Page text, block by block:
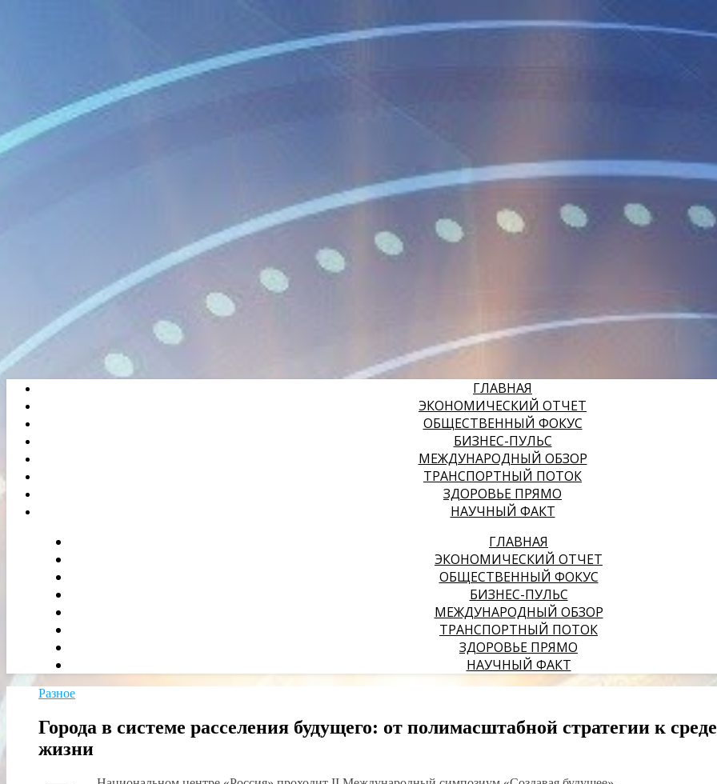
ГЛАВНАЯ
ЭКОНОМИЧЕСКИЙ ОТЧЕТ
ОБЩЕСТВЕННЫЙ ФОКУС
БИЗНЕС-ПУЛЬС
МЕЖДУНАРОДНЫЙ ОБЗОР
ТРАНСПОРТНЫЙ ПОТОК
ЗДОРОВЬЕ ПРЯМО
НАУЧНЫЙ ФАКТ
ГЛАВНАЯ
ЭКОНОМИЧЕСКИЙ ОТЧЕТ
ОБЩЕСТВЕННЫЙ ФОКУС
БИЗНЕС-ПУЛЬС
МЕЖДУНАРОДНЫЙ ОБЗОР
ТРАНСПОРТНЫЙ ПОТОК
ЗДОРОВЬЕ ПРЯМО
НАУЧНЫЙ ФАКТ
Разное
Города в системе расселения будущего: от полимасштабной стратегии к среде
жизни